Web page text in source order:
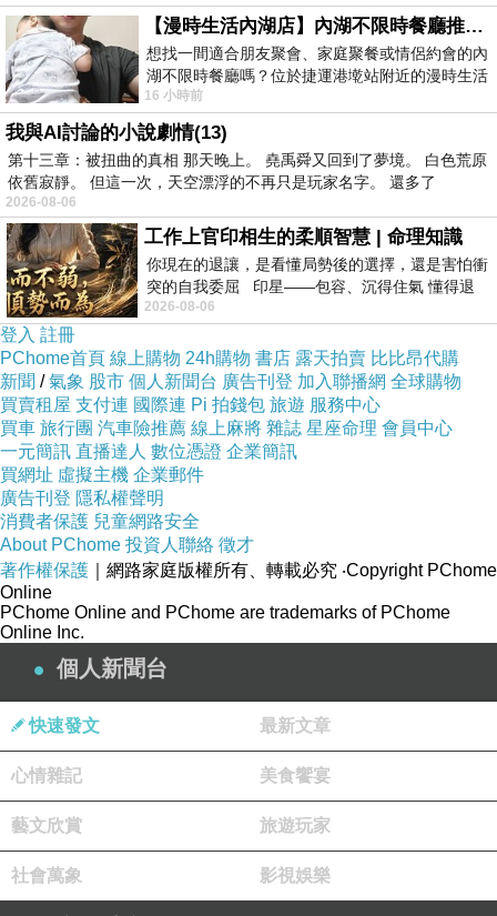
就像足球之於歐洲一樣，好像是一種全民運動。
日正當中，到達了馬賽，很不巧的是馬賽的聖查
理車站正在整修，可能是要擴建吧。預定的行程
是到馬賽市裡晃晃，吃個聲名遠播的馬賽魚湯，
下午再到愛克斯去呆到晚上折回亞維農，於是我
想到的第一個動作是：先把這拖累我行動能力的
大行李寄在火車站裡面。走著走著，天上突然降
下來一堆東西，仔細一瞧，唉啊！熱騰騰的鴿子
大便……還好我走得不是太快，不然本來掉在我
面前的鴿屎，恐怕就留在我頭上了。那些鴿子很
厲害，一群一群的竟然可以同時天女散花般地同
時噴出熱糞，而且火力十足，就在他們要降落到
地板的前一刻，我機靈地停下腳步，不然滿身的
臭味和穢物恐怕是會壞了我的遊興。
繼續往月台邊的寄物處前進，馬賽真的很誇張，
就跟椰林BBS上面說的一模一樣，好像大家來馬
賽都是要搞恐怖活動似的，進information center
不准拉行李、背包包，寄放行李時還要過x光，
最後還要開行李箱，簡直媲美國際大機場，馬賽
的這個特別之處是我很難忘的。一個看起來很平
常的小城市，是法國的第二/第三大城，也是南方
也重要的漁港。也許是離非洲比較近，出沒在這
裡的人種似乎也比較複雜一些。不知有什麼理
由，讓這裡的治安變得讓人神經緊繃，也讓我這
個自助旅行者覺得綁手綁腳，很不友善，至少就
【漫時生活內湖店】內湖不限時餐廳推薦｜捷運港墘站美食，聚餐、約會、家庭聚會首選，正餐甜點一次滿足
想找一間適合朋友聚會、家庭聚餐或情侶約會的內
湖不限時餐廳嗎？位於捷運港墘站附近的漫時生活
內湖店，從捷運站步行約4分鐘即可抵
16 小時前
我與AI討論的小說劇情(13)
第十三章：被扭曲的真相 那天晚上。 堯禹舜又回到了夢境。 白色荒原
依舊寂靜。 但這一次，天空漂浮的不再只是玩家名字。 還多了
2026-08-06
工作上官印相生的柔順智慧 | 命理知識
你現在的退讓，是看懂局勢後的選擇，還是害怕衝
突的自我委屈 印星——包容、沉得住氣 懂得退
一步觀察，不會
2026-08-06
登入 註冊
PChome首頁 線上購物 24h購物 書店 露天拍賣 比比昂代購
新聞 /氣象 股市 個人新聞台 廣告刊登 加入聯播網 全球購物
買賣租屋 支付連 國際連 Pi 拍錢包 旅遊 服務中心
買車 旅行團 汽車險推薦 線上麻將 雜誌 星座命理 會員中心
一元簡訊 直播達人 數位憑證 企業簡訊
買網址 虛擬主機 企業郵件
廣告刊登 隱私權聲明
消費者保護 兒童網路安全
About PChome 投資人聯絡 徵才
著作權保護 ｜網路家庭版權所有、轉載必究 ‧Copyright PChome
Online
PChome Online and PChome are trademarks of PChome
Online Inc.
個人新聞台
快速發文 最新文章
心情雜記 美食饗宴
藝文欣賞 旅遊玩家
社會萬象 影視娛樂